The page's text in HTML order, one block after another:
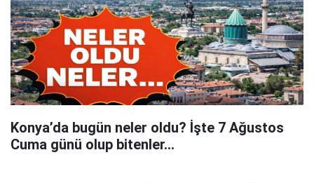
Konya’da bugün neler oldu? İşte 7 Ağustos
Cuma günü olup bitenler…